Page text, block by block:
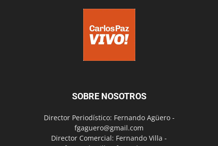
SOBRE NOSOTROS
Director Periodístico: Fernando Agüero -
fgaguero@gmail.com
Director Comercial: Fernando Villa -